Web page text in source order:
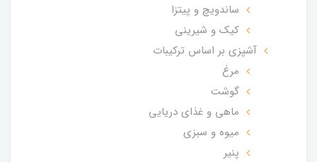
ساندویچ و پیتزا
کیک و شیرینی
آشپزی بر اساس ترکیبات
مرغ
گوشت
ماهی و غذای دریایی
میوه و سبزی
پنیر